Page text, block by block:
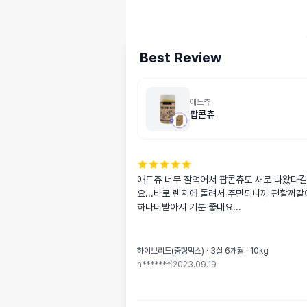
Best Review
애드츄
팝콘츄
애드츄 너무 잘억어서 팝콘츄도 새로 나왔다
요...바로 렌지에 돌려서 주면되니까 편할꺼
하나더받아서 기분 좋네요...
하이브리드(중형믹스) · 3살 6개월 · 10kg
n******* 2023.09.19